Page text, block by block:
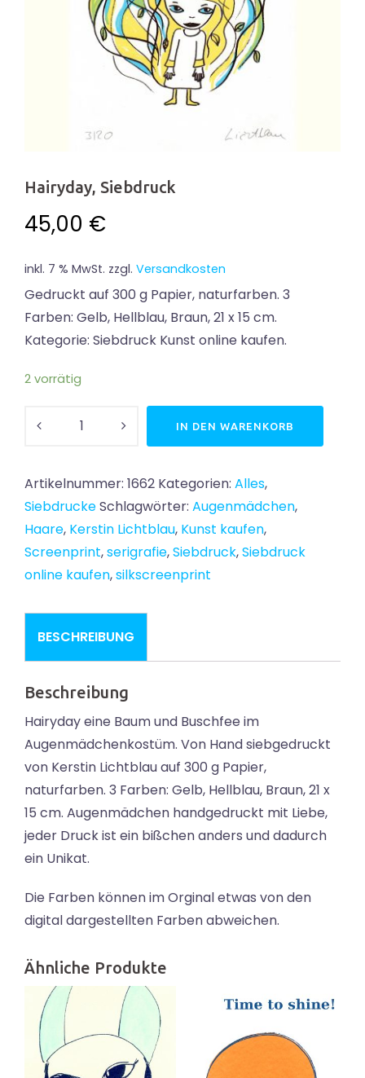
Hairyday, Siebdruck
45,00 €
inkl. 7 % MwSt. zzgl. Versandkosten
Gedruckt auf 300 g Papier, naturfarben. 3
Farben: Gelb, Hellblau, Braun, 21 x 15 cm.
Kategorie: Siebdruck Kunst online kaufen.
2 vorrätig
Hairyday,
IN DEN WARENKORB
Artikelnummer: 1662 Kategorien: Alles,
SiebdruckeSchlagwörter: Augenmädchen,
Haare, Kerstin Lichtblau, Kunst kaufen,
Screenprint,serigrafie,Siebdruck,Siebdruck
online kaufen,silkscreenprint
BESCHREIBUNG
Beschreibung
Hairyday eine Baum und Buschfee im
Augenmädchenkostüm. Von Hand siebgedruckt
von Kerstin Lichtblau auf 300 g Papier,
naturfarben. 3 Farben: Gelb, Hellblau, Braun, 21 x
15 cm. Augenmädchen handgedruckt mit Liebe,
jeder Druck ist ein bißchen anders und dadurch
ein Unikat.
Die Farben können im Orginal etwas von den
digital dargestellten Farben abweichen.
Ähnliche Produkte